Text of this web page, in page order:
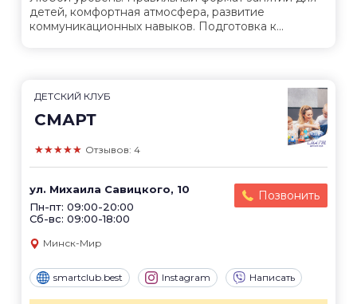
детей, комфортная атмосфера, развитие
коммуникационных навыков. Подготовка к...
ДЕТСКИЙ КЛУБ
СМАРТ
★★★★★ Отзывов: 4
ул. Михаила Савицкого, 10
Пн-пт: 09:00-20:00
Сб-вс: 09:00-18:00
Позвонить
Минск-Мир
smartclub.best Instagram Написать